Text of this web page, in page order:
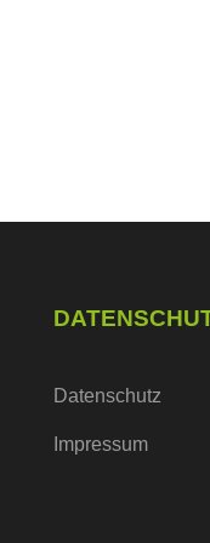
Datenschutz
Impressum